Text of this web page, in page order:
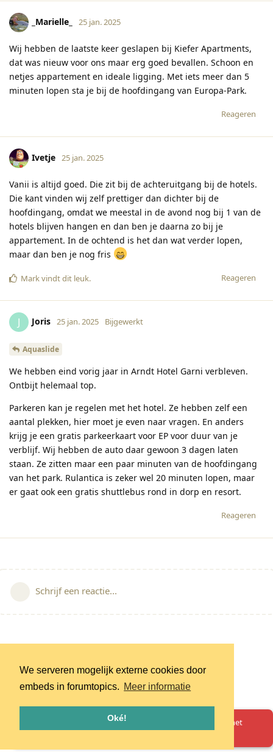
We serveren mogelijk externe cookies door
embeds in forumtopics. Meer informatie
Oké!
_Marielle_ 25 jan. 2025
Wij hebben de laatste keer geslapen bij Kiefer Apartments,
dat was nieuw voor ons maar erg goed bevallen. Schoon en
netjes appartement en ideale ligging. Met iets meer dan 5
minuten lopen sta je bij de hoofdingang van Europa-Park.
Reageren
Ivetje 25 jan. 2025
Vanii is altijd goed. Die zit bij de achteruitgang bij de hotels.
Die kant vinden wij zelf prettiger dan dichter bij de
hoofdingang, omdat we meestal in de avond nog bij 1 van de
hotels blijven hangen en dan ben je daarna zo bij je
appartement. In de ochtend is het dan wat verder lopen,
maar dan ben je nog fris
Reageren
Markvindt dit leuk.
J Joris 25 jan. 2025 Bijgewerkt
Aquaslide
We hebben eind vorig jaar in Arndt Hotel Garni verbleven.
Ontbijt helemaal top.
Parkeren kan je regelen met het hotel. Ze hebben zelf een
aantal plekken, hier moet je even naar vragen. En anders
krijg je een gratis parkeerkaart voor EP voor duur van je
verblijf. Wij hebben de auto daar gewoon 3 dagen laten
staan. Ze zitten maar een paar minuten van de hoofdingang
van het park. Rulantica is zeker wel 20 minuten lopen, maar
er gaat ook een gratis shuttlebus rond in dorp en resort.
Reageren
Schrijf een reactie...
Oeps! Er is iets misgegaan. Herlaad de pagina en probeer het
opnieuw.